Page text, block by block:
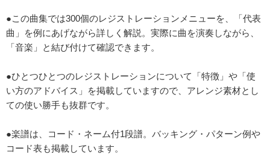
●この曲集では300個のレジストレーションメニューを、「代表
曲」を例にあげながら詳しく解説。実際に曲を演奏しながら、
「音楽」と結び付けて確認できます。
●ひとつひとつのレジストレーションについて「特徴」や「使
い方のアドバイス」を掲載していますので、アレンジ素材とし
ての使い勝手も抜群です。
●楽譜は、コード・ネーム付1段譜。バッキング・パターン例や
コード表も掲載しています。